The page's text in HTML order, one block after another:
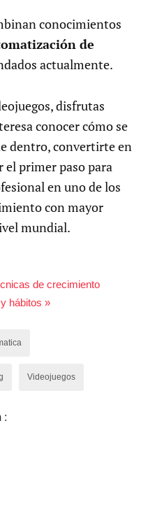
conocimientos
de
actualmente.
disfrutas
conocer cómo se
dentro, convertirte en
el primer paso para
en uno de los
con mayor
mundial.
de crecimiento
hábitos »
Videojuegos
: